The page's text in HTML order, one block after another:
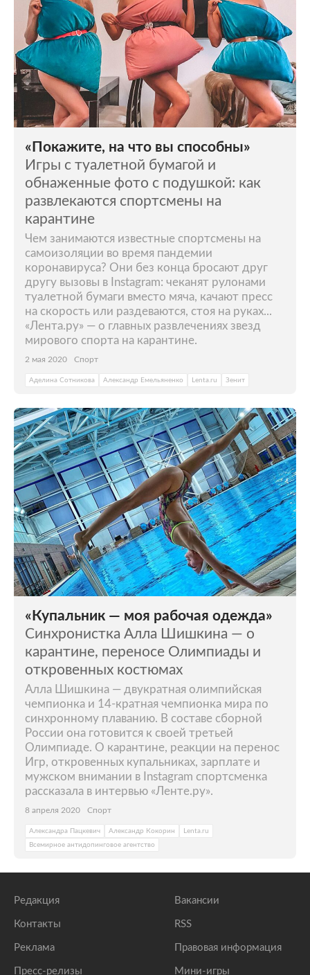
«Покажите, на что вы способны»
Игры с туалетной бумагой и
обнаженные фото с подушкой: как
развлекаются спортсмены на
карантине
Чем занимаются известные спортсмены на
самоизоляции во время пандемии
коронавируса? Они без конца бросают друг
другу вызовы в Instagram: чеканят рулонами
туалетной бумаги вместо мяча, качают пресс
на скорость или раздеваются, стоя на руках...
«Лента.ру» — о главных развлечениях звезд
мирового спорта на карантине.
2 мая 2020 Спорт
Аделина Сотникова Александр Емельяненко Lenta.ru Зенит
«Купальник — моя рабочая одежда»
Синхронистка Алла Шишкина — о
карантине, переносе Олимпиады и
откровенных костюмах
Алла Шишкина — двукратная олимпийская
чемпионка и 14-кратная чемпионка мира по
синхронному плаванию. В составе сборной
России она готовится к своей третьей
Олимпиаде. О карантине, реакции на перенос
Игр, откровенных купальниках, зарплате и
мужском внимании в Instagram спортсменка
рассказала в интервью «Ленте.ру».
8 апреля 2020 Спорт
Александра Пацкевич Александр Кокорин
Lenta.ru
Всемирное антидопинговое агентство
Редакция
Контакты
Реклама
Пресс-релизы
Вакансии
RSS
Правовая информация
Мини-игры